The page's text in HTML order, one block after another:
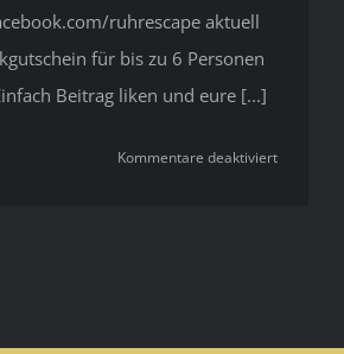
ruhrescape aktuell
für bis zu 6 Personen
Beitrag liken und eure [...]
Kommentare deaktiviertfür